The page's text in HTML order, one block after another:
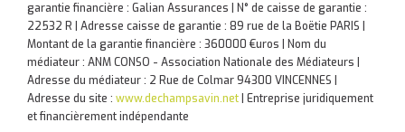
garantie financière : Galian Assurances | N° de caisse de garantie :
22532 R | Adresse caisse de garantie : 89 rue de la Boëtie PARIS |
Montant de la garantie financière : 360000 €uros | Nom du
médiateur : ANM CONSO - Association Nationale des Médiateurs |
Adresse du médiateur : 2 Rue de Colmar 94300 VINCENNES |
Adresse du site : www.dechampsavin.net Entreprise juridiquement
et financièrement indépendante